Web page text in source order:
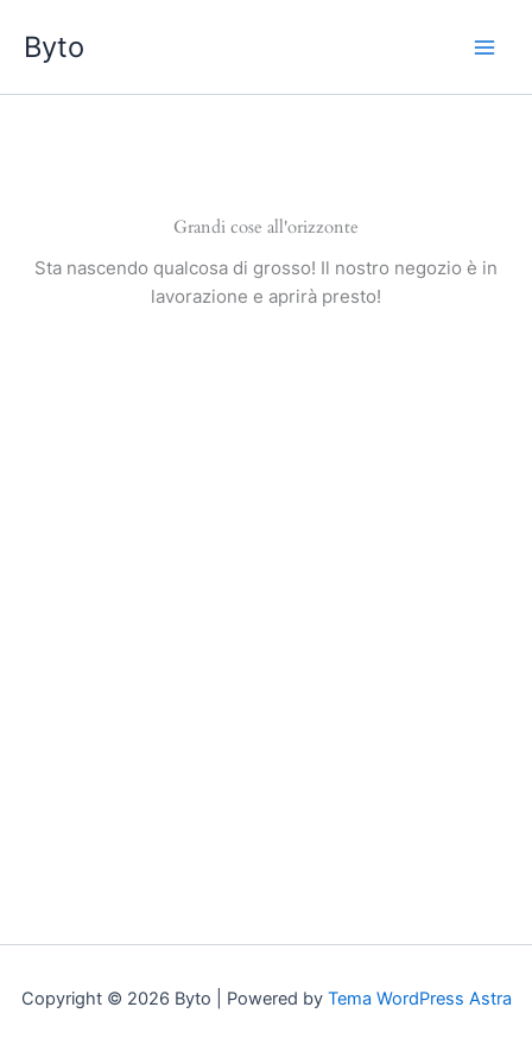
contenuto
Byto
Grandi cose all'orizzonte
Sta nascendo qualcosa di grosso! Il nostro negozio è in
lavorazione e aprirà presto!
Copyright © 2026 Byto | Powered by Tema WordPress Astra